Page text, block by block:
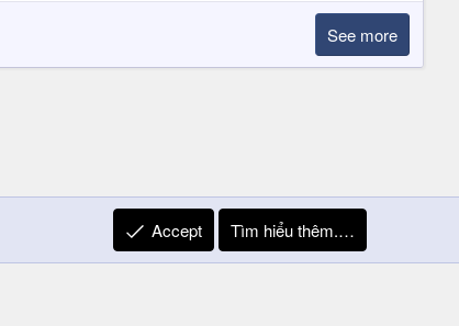
See more
Quy định và Nội quy Privacy Policy Trợ giúp
S
Accept Tìm hiểu thêm.…